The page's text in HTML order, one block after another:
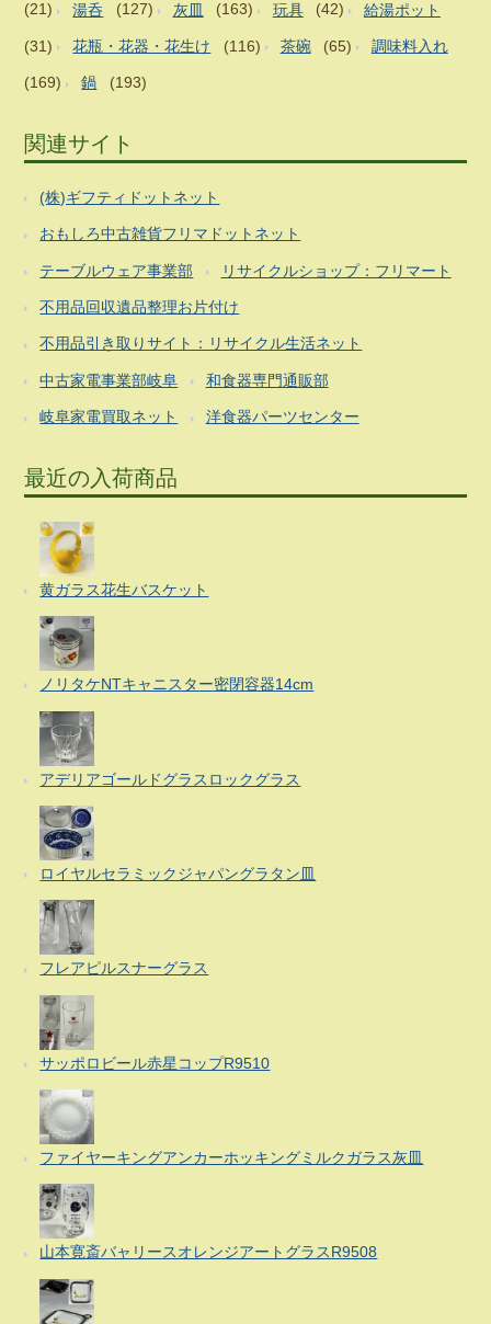
(21) 湯呑 (127) 灰皿 (163) 玩具 (42) 給湯ポット
(31) 花瓶・花器・花生け (116) 茶碗 (65) 調味料入れ
(169) 鍋 (193)
関連サイト
(株)ギフティドットネット
おもしろ中古雑貨フリマドットネット
テーブルウェア事業部 リサイクルショップ：フリマート
不用品回収遺品整理お片付け
不用品引き取りサイト：リサイクル生活ネット
中古家電事業部岐阜 和食器専門通販部
岐阜家電買取ネット 洋食器パーツセンター
最近の入荷商品
黄ガラス花生バスケット
ノリタケNTキャニスター密閉容器14cm
アデリアゴールドグラスロックグラス
ロイヤルセラミックジャパングラタン皿
フレアピルスナーグラス
サッポロビール赤星コップR9510
ファイヤーキングアンカーホッキングミルクガラス灰皿
山本寛斎バャリースオレンジアートグラスR9508